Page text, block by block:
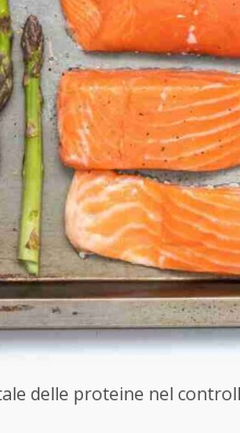
delle proteine nel